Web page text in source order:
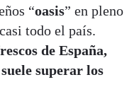
“oasis” en pleno
todo el país.
de España,
superar los